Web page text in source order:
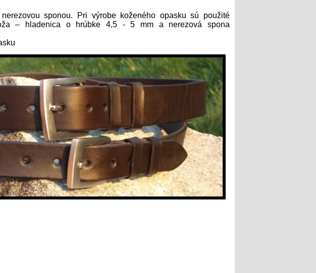
sponou. Pri výrobe koženého opasku sú použité
– hladenica o hrúbke 4,5 - 5 mm a nerezová spona